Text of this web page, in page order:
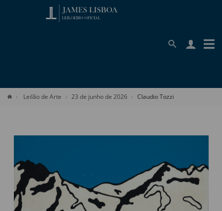
Leilão de Arte 23 de junho de 2026 Claudio Tozzi